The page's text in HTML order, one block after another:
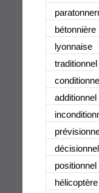
bétonnière
lyonnaise
traditionnel
additionnel
décisionnel
positionnel
hélicoptère